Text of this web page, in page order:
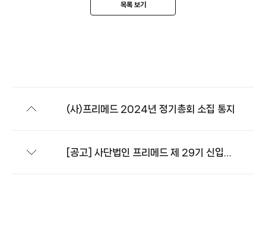
목록 보기
(사)프리메드 2024년 정기총회 소집 통지